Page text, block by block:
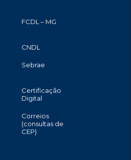
FCDL – MG
CNDL
Sebrae
Certificação
Digital
Correios
(consultas de
CEP)